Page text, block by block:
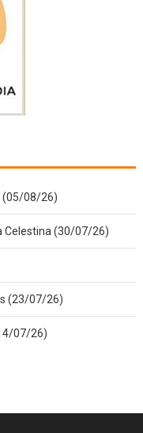
(05/08/26)
Celestina (30/07/26)
(23/07/26)
07/26)